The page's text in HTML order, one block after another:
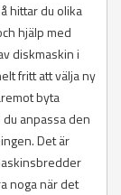
hittar du olika
hjälp med
diskmaskin i
fritt att välja ny
byta
anpassa den
Det är
noga när det